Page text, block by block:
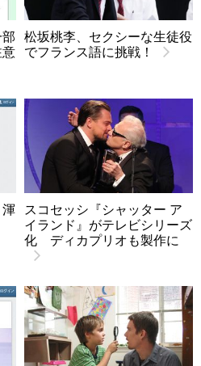
松坂桃李、セクシーな生徒役
でフランス語に挑戦！
スコセッシ『シャッター ア
イランド』がテレビシリーズ
化 ディカプリオも製作に